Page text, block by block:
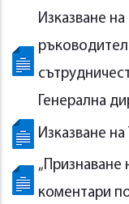
Изказване
Генерална
Изказване
„Признаване
коментари